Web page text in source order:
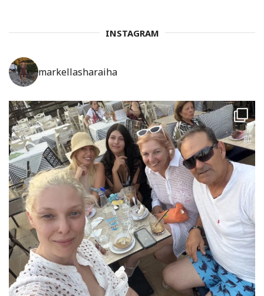
INSTAGRAM
markellasharaiha